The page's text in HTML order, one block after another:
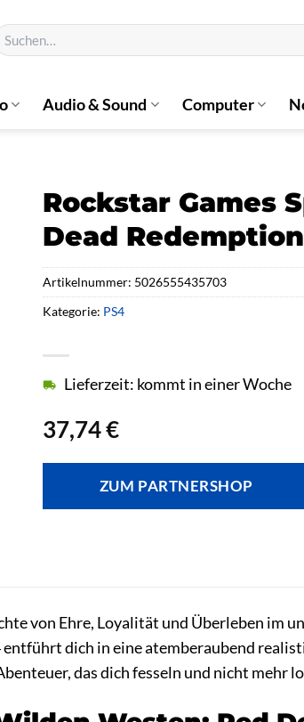
Audio & Sound Computer
Rockstar Games
Dead
37,74€
Lieferzeit: kommt in einer Woche
ZUM PARTNERSHOP
Artikelnummer: 5026555435703
Kategorie: PS4
von Ehre, Loyalität und Überleben im
entführt dich in eine atemberaubend
das dich fesseln und nicht mehr